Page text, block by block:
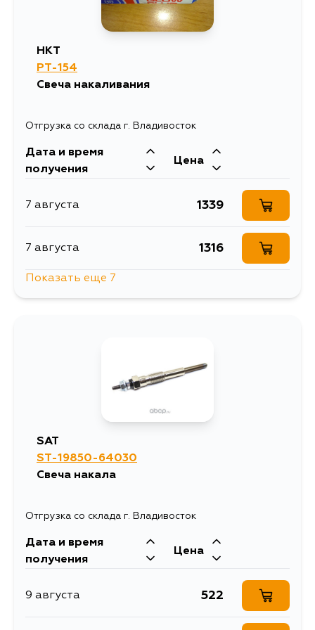
HKT
PT-154
Свеча накаливания
Отгрузка со склада г. Владивосток
Дата и время
получения
Цена
7 августа 1339
7 августа 1316
1500
10 августа
18 августа 1500
Показать еще 7
SAT
ST-19850-64030
Свеча накала
Отгрузка со склада г. Владивосток
Дата и время
получения
Цена
9 августа 522